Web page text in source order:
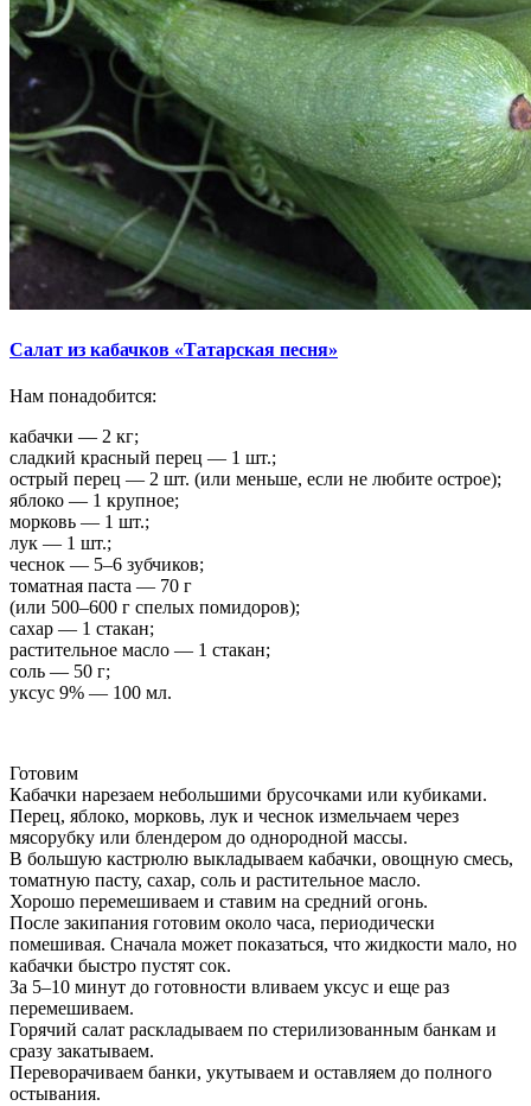
Салат из кабачков «Татарская песня»
Нам понадобится:
кабачки — 2 кг;
сладкий красный перец — 1 шт.;
острый перец — 2 шт. (или меньше, если не любите острое);
яблоко — 1 крупное;
морковь — 1 шт.;
лук — 1 шт.;
чеснок — 5–6 зубчиков;
томатная паста — 70 г
(или 500–600 г спелых помидоров);
сахар — 1 стакан;
растительное масло — 1 стакан;
соль — 50 г;
уксус 9% — 100 мл.
Готовим
Кабачки нарезаем небольшими брусочками или кубиками.
Перец, яблоко, морковь, лук и чеснок измельчаем через
мясорубку или блендером до однородной массы.
В большую кастрюлю выкладываем кабачки, овощную смесь,
томатную пасту, сахар, соль и растительное масло.
Хорошо перемешиваем и ставим на средний огонь.
После закипания готовим около часа, периодически
помешивая. Сначала может показаться, что жидкости мало, но
кабачки быстро пустят сок.
За 5–10 минут до готовности вливаем уксус и еще раз
перемешиваем.
Горячий салат раскладываем по стерилизованным банкам и
сразу закатываем.
Переворачиваем банки, укутываем и оставляем до полного
остывания.